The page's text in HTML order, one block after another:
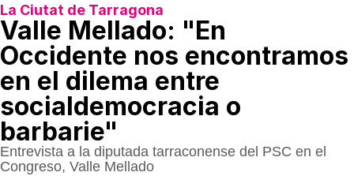
La Ciutat de Tarragona
Valle Mellado: "En
Occidente nos encontramos
en el dilema entre
socialdemocracia o
barbarie"
Entrevista a la diputada tarraconense del PSC en el
Congreso, Valle Mellado